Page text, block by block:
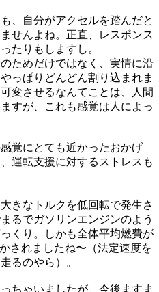
、自分がアクセルを踏んだと
せんよね。正直、レスポンス
たりもしますし。
ためだけではなく、実情に沿
っぱりどんどん割り込まれま
変させるなんてことは、人間
すが、これも感覚は人によっ
覚にとても近かったおかげ
運転支援に対するストレスも
きなトルクを低回転で発生さ
るでガソリンエンジンのよう
くり。しかも全体平均燃費が
されましたね〜（法定速度を
るのやら）。
ちゃいましたが、今後ますま